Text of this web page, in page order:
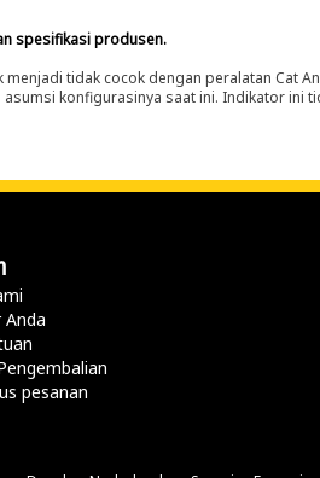
spesifikasi produsen.
tidak cocok dengan peralatan Cat
konfigurasinya saat ini. Indikator ini
Anda
pesanan